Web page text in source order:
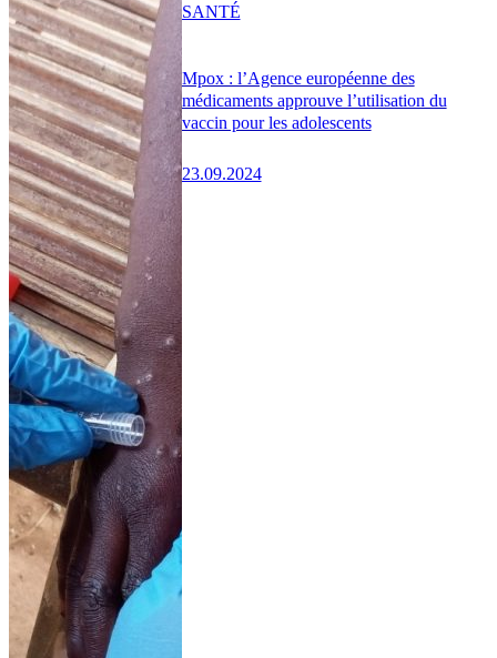
Mpox : l’Agence européenne des
médicaments approuve l’utilisation du
vaccin pour les adolescents
23.09.2024
SANTÉ